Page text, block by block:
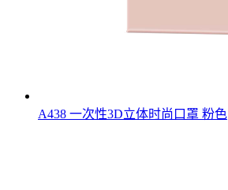
A438 一次性3D立体时尚口罩 粉色